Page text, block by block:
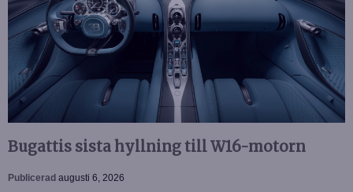
Bugattis sista hyllning till W16-motorn
Publicerad augusti 6, 2026